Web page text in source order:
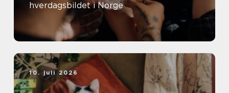
hverdagsbildet i Norge
10. juli 2026